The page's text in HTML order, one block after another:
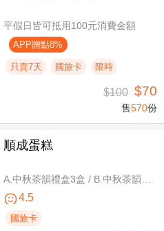
平假日皆可抵用100元消費金額
APP贈點8%
只賣7天 國旅卡 限時
$100 $70
售570份
順成蛋糕
4.5
國旅卡